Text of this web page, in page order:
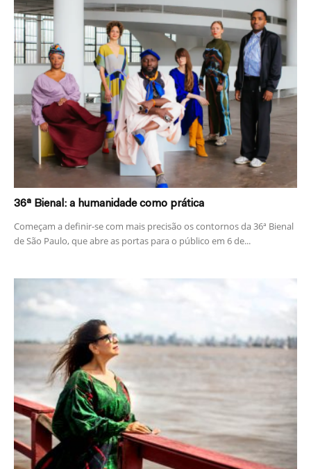
36ª Bienal: a humanidade como prática
Começam a definir-se com mais precisão os contornos da 36ª Bienal
de São Paulo, que abre as portas para o público em 6 de...